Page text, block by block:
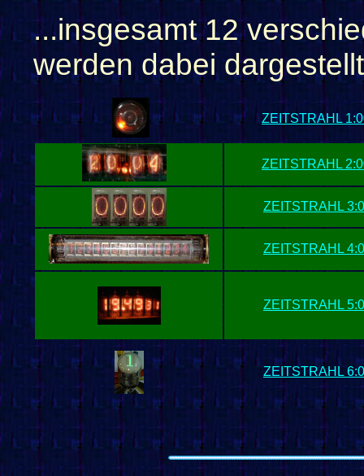
...insgesamt 12
werden dabei
ZEITSTRAHL
ZEITSTRAHL
ZEITSTRAHL
ZEITSTRAHL
ZEITSTRAHL
ZEITSTRAHL